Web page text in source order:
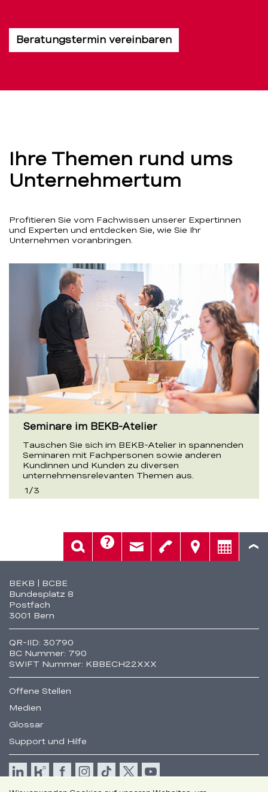
Beratungstermin vereinbaren
Ihre Themen rund ums
Unternehmertum
Profitieren Sie vom Fachwissen unserer Expertinnen
und Experten und entdecken Sie, wie Sie Ihr
Unternehmen voranbringen.
Seminare im BEKB-Atelier
Tauschen Sie sich im BEKB-Atelier in spannenden
Seminaren mit Fachpersonen sowie anderen
Kundinnen und Kunden zu diversen
unternehmensrelevanten Themen aus.
1/3
Fusszeile
BEKB | BCBE
Bundesplatz 8
Postfach
3001 Bern
QR-IID: 30790
BC Nummer: 790
SWIFT Nummer: KBBECH22XXX
Offene Stellen
Medien
Glossar
Support und Hilfe